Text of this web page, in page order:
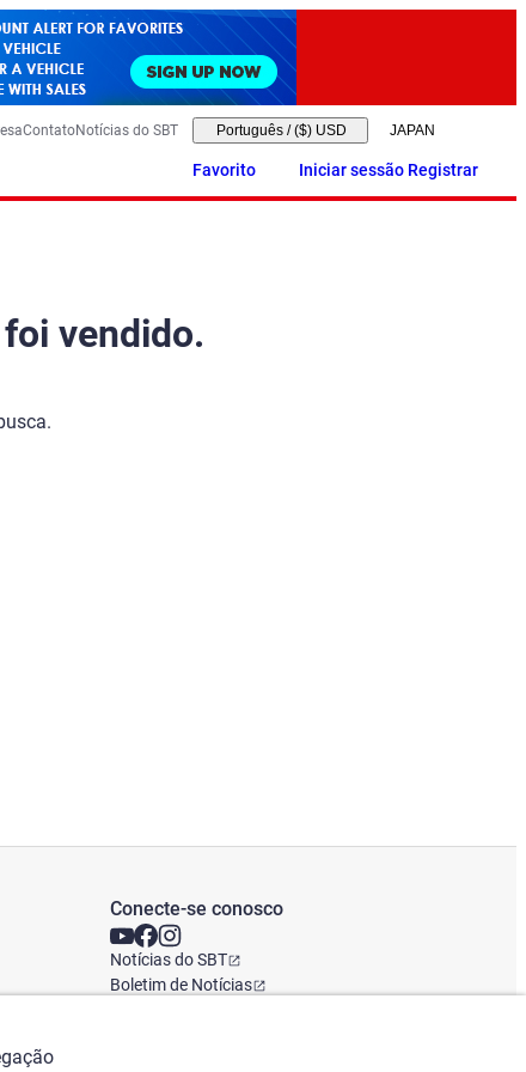
ContatoNotícias do SBT Português / ($) USD
Favorito Iniciar sessão Registrar
vendido.
Conecte-se conosco
Notícias do SBT
Boletim de Notícias